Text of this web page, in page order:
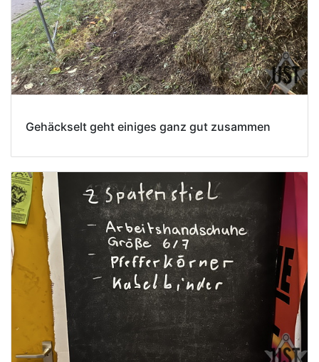
Gehäckselt geht einiges ganz gut zusammen